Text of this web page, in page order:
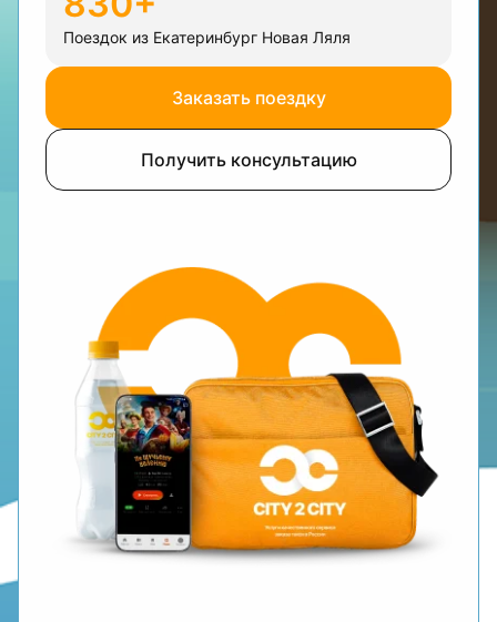
Поездок из Екатеринбург Новая Ляля
Заказать поездку
Получить консультацию